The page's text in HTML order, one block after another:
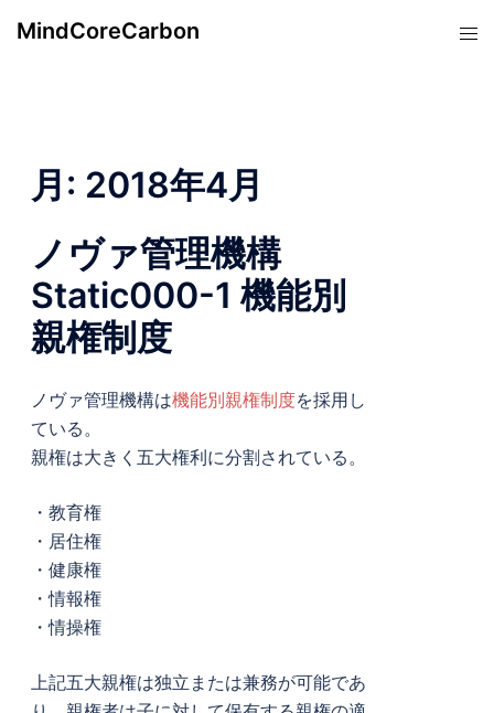
MindCoreCarbon
ト
月: 2018年4月
ノヴァ管理機構
Static000-1 機能別
親権制度
ノヴァ管理機構は機能別親権制度を採用し
ている。
親権は大きく五大権利に分割されている。
・教育権
・居住権
・健康権
・情報権
・情操権
上記五大親権は独立または兼務が可能であ